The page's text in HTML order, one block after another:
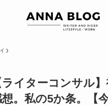
ライターコンサル
。私の5か条。【